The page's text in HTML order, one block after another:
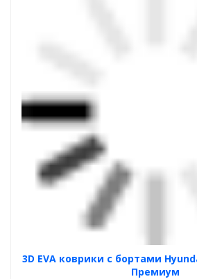
3D EVA коврики с бортами
Премиум